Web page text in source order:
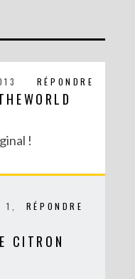
BRISE LA GLACE !
RÉPONDRE
!
RÉPONDRE
1,
CITRON